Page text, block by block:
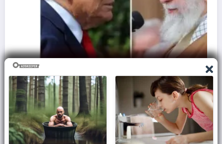
ज़मीन पर आक्रमण करने से क्यों घबराती है अमेरिकी सेना,
समझिए असली वजह..
March 7, 2026 Admin